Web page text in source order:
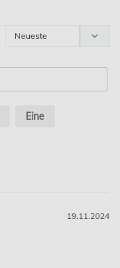
Eine
19.11.2024